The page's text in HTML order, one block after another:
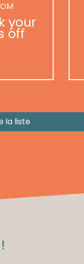
your
off
la liste